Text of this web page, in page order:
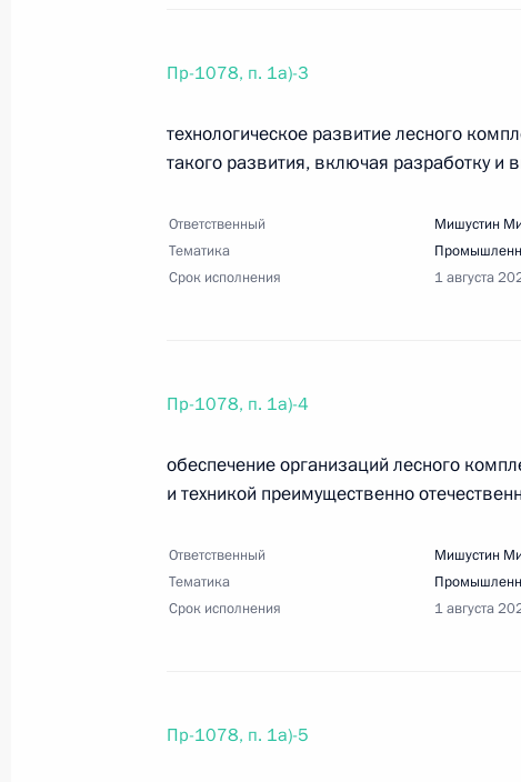
30 июня 2025 года, 20:00
Перечень поручений по итогам
23 июня 2025 года, 20:00 20 поручений
первых»
13 июня 2025 года, 20:15 8 поручений
29 мая 2025 года, четверг
29 мая 2025 года, 19:30
Пр-1078, п. 1а)-3
технологическое развитие лесного
такого развития, включая разработку и
Ответственный
Мишустин
Тематика
Срок исполнения
1 августа
Пр-1078, п. 1а)-4
обеспечение организаций лесного
и техникой преимущественно
Ответственный
Мишустин
Тематика
Срок исполнения
1 августа
Пр-1078, п. 1а)-5